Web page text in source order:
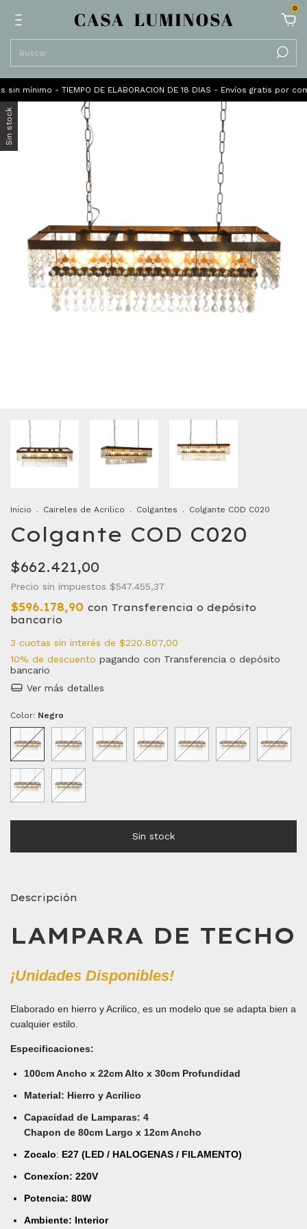
0
- TIEMPO DE ELABORACION DE 18 DIAS - Envíos gratis por
Sin stock
Inicio . Caireles de Acrilico . Colgantes . Colgante COD C020
Colgante COD C020
$662.421,00
Precio sin impuestos $547.455,37
$596.178,90 con Transferencia o depósito
bancario
3 cuotas sin interés de $220.807,00
10% de descuento pagando con Transferencia o depósito
bancario
Ver más detalles
Color: Negro
Descripción
LAMPARA DE TECHO
¡Unidades Disponibles!
Elaborado en hierro y Acrilico, es un modelo que se adapta bien a
cualquier estilo.
Especificaciones:
100cm Ancho x 22cm Alto x 30cm Profundidad
Material: Hierro y Acrilico
Capacidad de Lamparas: 4
Chapon de 80cm Largo x 12cm Ancho
Zocalo: E27 (LED / HALOGENAS / FILAMENTO)
Conexíon: 220V
Potencia: 80W
Ambiente: Interior